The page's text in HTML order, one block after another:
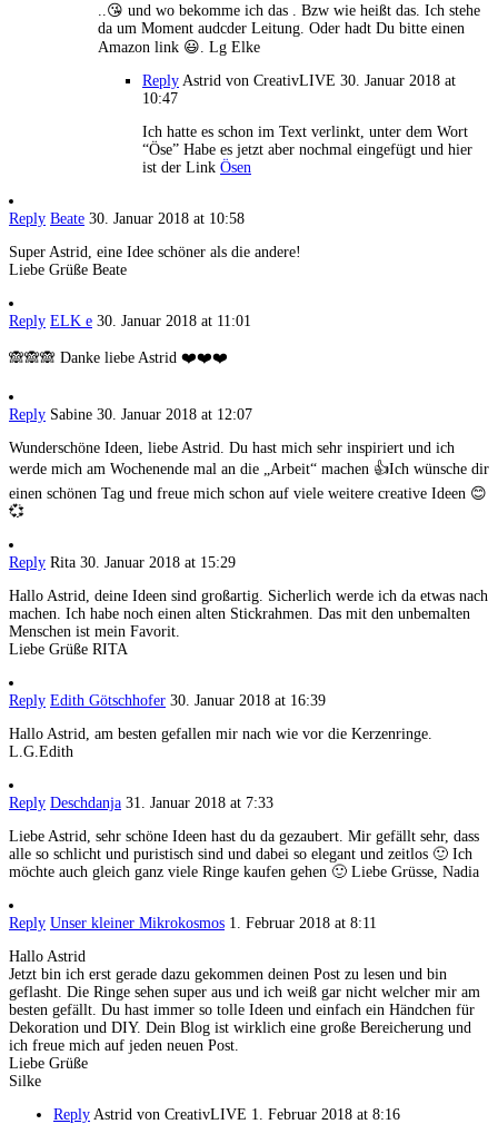
..😘 und wo bekomme ich das . Bzw wie heißt das. Ich stehe
da um Moment audcder Leitung. Oder hadt Du bitte einen
Amazon link 😃. Lg Elke
Reply Astrid von CreativLIVE 30. Januar 2018 at
10:47
Ich hatte es schon im Text verlinkt, unter dem Wort
“Öse” Habe es jetzt aber nochmal eingefügt und hier
ist der Link Ösen
Reply Beate 30. Januar 2018 at 10:58
Super Astrid, eine Idee schöner als die andere!
Liebe Grüße Beate
Reply ELK e 30. Januar 2018 at 11:01
🙈🙈🙈 Danke liebe Astrid ❤️❤️❤️
Reply Sabine 30. Januar 2018 at 12:07
Wunderschöne Ideen, liebe Astrid. Du hast mich sehr inspiriert und ich
werde mich am Wochenende mal an die „Arbeit“ machen 👍Ich wünsche dir
einen schönen Tag und freue mich schon auf viele weitere creative Ideen 😊
💞
Reply Rita 30. Januar 2018 at 15:29
Hallo Astrid, deine Ideen sind großartig. Sicherlich werde ich da etwas nach
machen. Ich habe noch einen alten Stickrahmen. Das mit den unbemalten
Menschen ist mein Favorit.
Liebe Grüße RITA
Reply Edith Götschhofer 30. Januar 2018 at 16:39
Hallo Astrid, am besten gefallen mir nach wie vor die Kerzenringe.
L.G.Edith
Reply Deschdanja 31. Januar 2018 at 7:33
Liebe Astrid, sehr schöne Ideen hast du da gezaubert. Mir gefällt sehr, dass
alle so schlicht und puristisch sind und dabei so elegant und zeitlos 🙂 Ich
möchte auch gleich ganz viele Ringe kaufen gehen 🙂 Liebe Grüsse, Nadia
Reply Unser kleiner Mikrokosmos 1. Februar 2018 at 8:11
Hallo Astrid
Jetzt bin ich erst gerade dazu gekommen deinen Post zu lesen und bin
geflasht. Die Ringe sehen super aus und ich weiß gar nicht welcher mir am
besten gefällt. Du hast immer so tolle Ideen und einfach ein Händchen für
Dekoration und DIY. Dein Blog ist wirklich eine große Bereicherung und
ich freue mich auf jeden neuen Post.
Liebe Grüße
Silke
Reply Astrid von CreativLIVE 1. Februar 2018 at 8:16